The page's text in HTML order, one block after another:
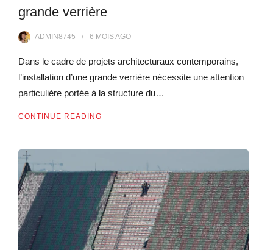
grande verrière
ADMIN8745 6 MOISAGO
Dans le cadre de projets architecturaux contemporains,
l’installation d’une grande verrière nécessite une attention
particulière portée à la structure du…
CONTINUE READING